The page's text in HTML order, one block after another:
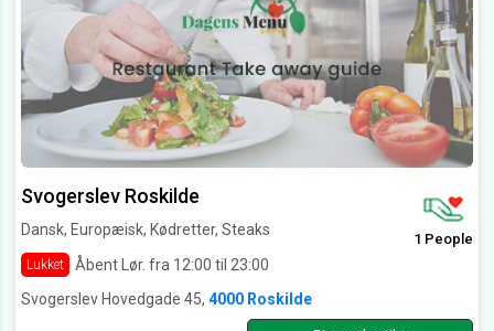
Svogerslev Roskilde
Dansk, Europæisk, Kødretter, Steaks
Lukket Åbent Lør. fra 12:00 til 23:00
1 People
Svogerslev Hovedgade 45, 4000 Roskilde